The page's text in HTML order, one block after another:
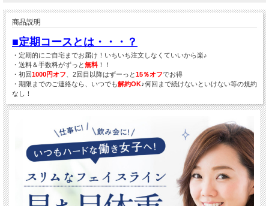
商品説明
■定期コースとは・・・？
・定期的にご自宅までお届け！いちいち注文しなくていいから楽♪
・送料＆手数料がずっと無料 ！！
・初回1000円オフ 、2回目以降はずーっと15％オフでお得
・期限までのご連絡なら、いつでも解約OK♪何回まで続けないといけない等の規約
なし！